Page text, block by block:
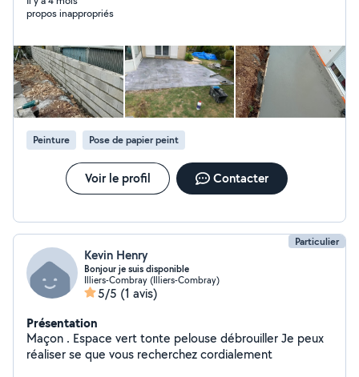
propos inappropriés
Peinture Pose de papier peint
Voir le profil Contacter
Particulier
Kevin Henry
Bonjour je suis disponible
Illiers-Combray (Illiers-Combray)
5/5 (1 avis)
Présentation
Maçon . Espace vert tonte pelouse débrouiller Je peux
réaliser se que vous recherchez cordialement